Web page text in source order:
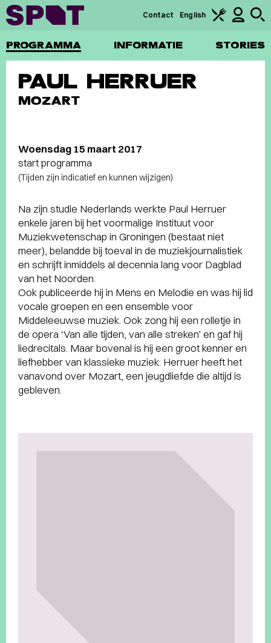
PROGRAMMA INFORMATIE STORIES
Contact English
PAUL HERRUER
MOZART
Woensdag 15 maart 2017
start programma
(Tijden zijn indicatief en kunnen wijzigen)
Na zijn studie Nederlands werkte Paul Herruer
enkele jaren bij het voormalige Instituut voor
Muziekwetenschap in Groningen (bestaat niet
meer), belandde bij toeval in de muziekjournalistiek
en schrijft inmiddels al decennia lang voor Dagblad
van het Noorden.
Ook publiceerde hij in Mens en Melodie en was hij lid
vocale groepen en een ensemble voor
Middeleeuwse muziek. Ook zong hij een rolletje in
de opera ‘Van alle tijden, van alle streken’ en gaf hij
liedrecitals. Maar bovenal is hij een groot kenner en
liefhebber van klassieke muziek. Herruer heeft het
vanavond over Mozart, een jeugdliefde die altijd is
gebleven.